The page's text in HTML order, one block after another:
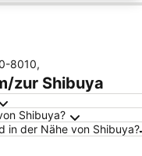
8010,
zur Shibuya
Shibuya?
in der Nähe von Shibuya?